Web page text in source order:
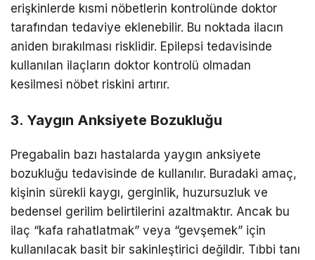
erişkinlerde kısmi nöbetlerin kontrolünde doktor
tarafından tedaviye eklenebilir. Bu noktada ilacın
aniden bırakılması risklidir. Epilepsi tedavisinde
kullanılan ilaçların doktor kontrolü olmadan
kesilmesi nöbet riskini artırır.
3. Yaygın Anksiyete Bozukluğu
Pregabalin bazı hastalarda yaygın anksiyete
bozukluğu tedavisinde de kullanılır. Buradaki amaç,
kişinin sürekli kaygı, gerginlik, huzursuzluk ve
bedensel gerilim belirtilerini azaltmaktır. Ancak bu
ilaç “kafa rahatlatmak” veya “gevşemek” için
kullanılacak basit bir sakinleştirici değildir. Tıbbi tanı